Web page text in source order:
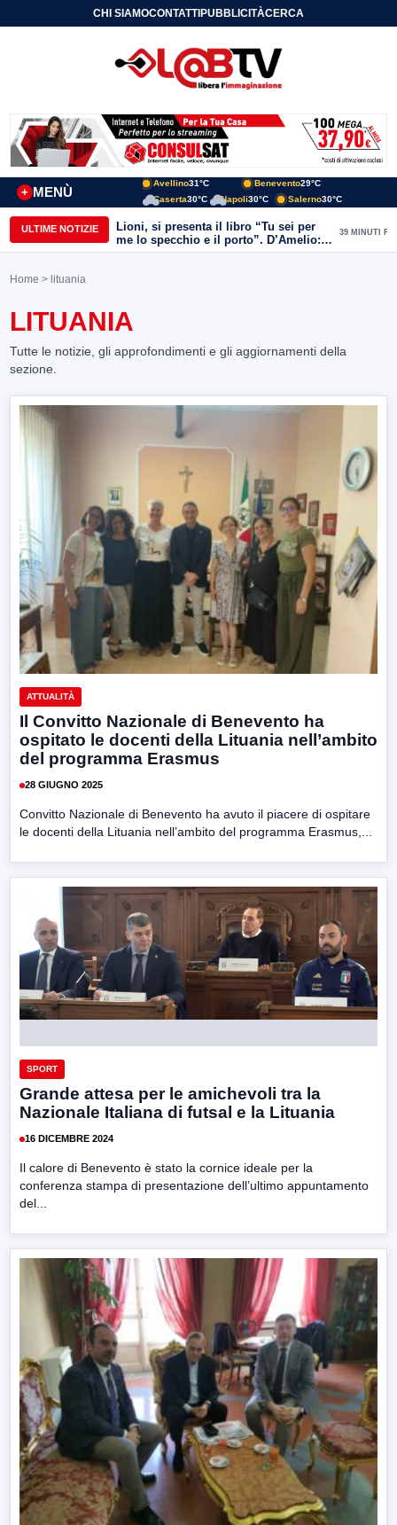
CHI SIAMOCONTATTIPUBBLICITÀCERCA
MENÙ
+
Avellino31°C Benevento29°C
Caserta30°C Napoli30°C Salerno30°C
ULTIME NOTIZIE
Lioni, si presenta il libro “Tu sei per
me lo specchio e il porto”. D’Amelio:
“Gettiamo un seme d’impegno futuro
39 MINUTI FA
Home > lituania
LITUANIA
Tutte le notizie, gli approfondimenti e gli aggiornamenti della
sezione.
ATTUALITÀ
Il Convitto Nazionale di Benevento ha
ospitato le docenti della Lituania nell’ambito
del programma Erasmus
28 GIUGNO 2025
Convitto Nazionale di Benevento ha avuto il piacere di ospitare
le docenti della Lituania nell’ambito del programma Erasmus,...
SPORT
Grande attesa per le amichevoli tra la
Nazionale Italiana di futsal e la Lituania
16 DICEMBRE 2024
Il calore di Benevento è stato la cornice ideale per la
conferenza stampa di presentazione dell’ultimo appuntamento
del...